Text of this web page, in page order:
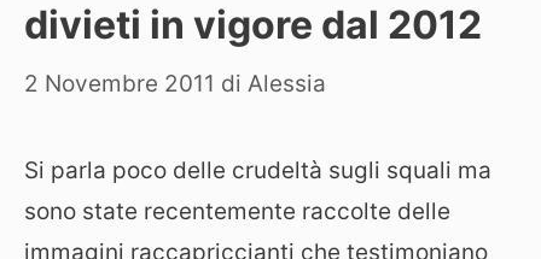
divieti in vigore dal 2012
2 Novembre 2011 di Alessia
Si parla poco delle crudeltà sugli squali ma
sono state recentemente raccolte delle
immagini raccapriccianti che testimoniano